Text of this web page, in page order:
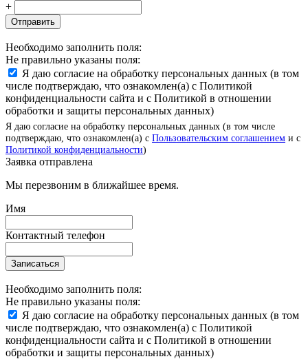
+
Отправить
Необходимо заполнить поля:
Не правильно указаны поля:
Я даю согласие на обработку персональных данных (в том
числе подтверждаю, что ознакомлен(а) с Политикой
конфиденциальности сайта и с Политикой в отношении
обработки и защиты персональных данных)
Я даю согласие на обработку персональных данных (в том числе
подтверждаю, что ознакомлен(а) с Пользовательским соглашением и с
Политикой конфиденциальности)
Заявка отправлена
Мы перезвоним в ближайшее время.
Имя
Контактный телефон
Записаться
Необходимо заполнить поля:
Не правильно указаны поля:
Я даю согласие на обработку персональных данных (в том
числе подтверждаю, что ознакомлен(а) с Политикой
конфиденциальности сайта и с Политикой в отношении
обработки и защиты персональных данных)